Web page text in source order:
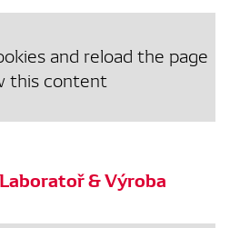
and reload the page
this content
& Výroba